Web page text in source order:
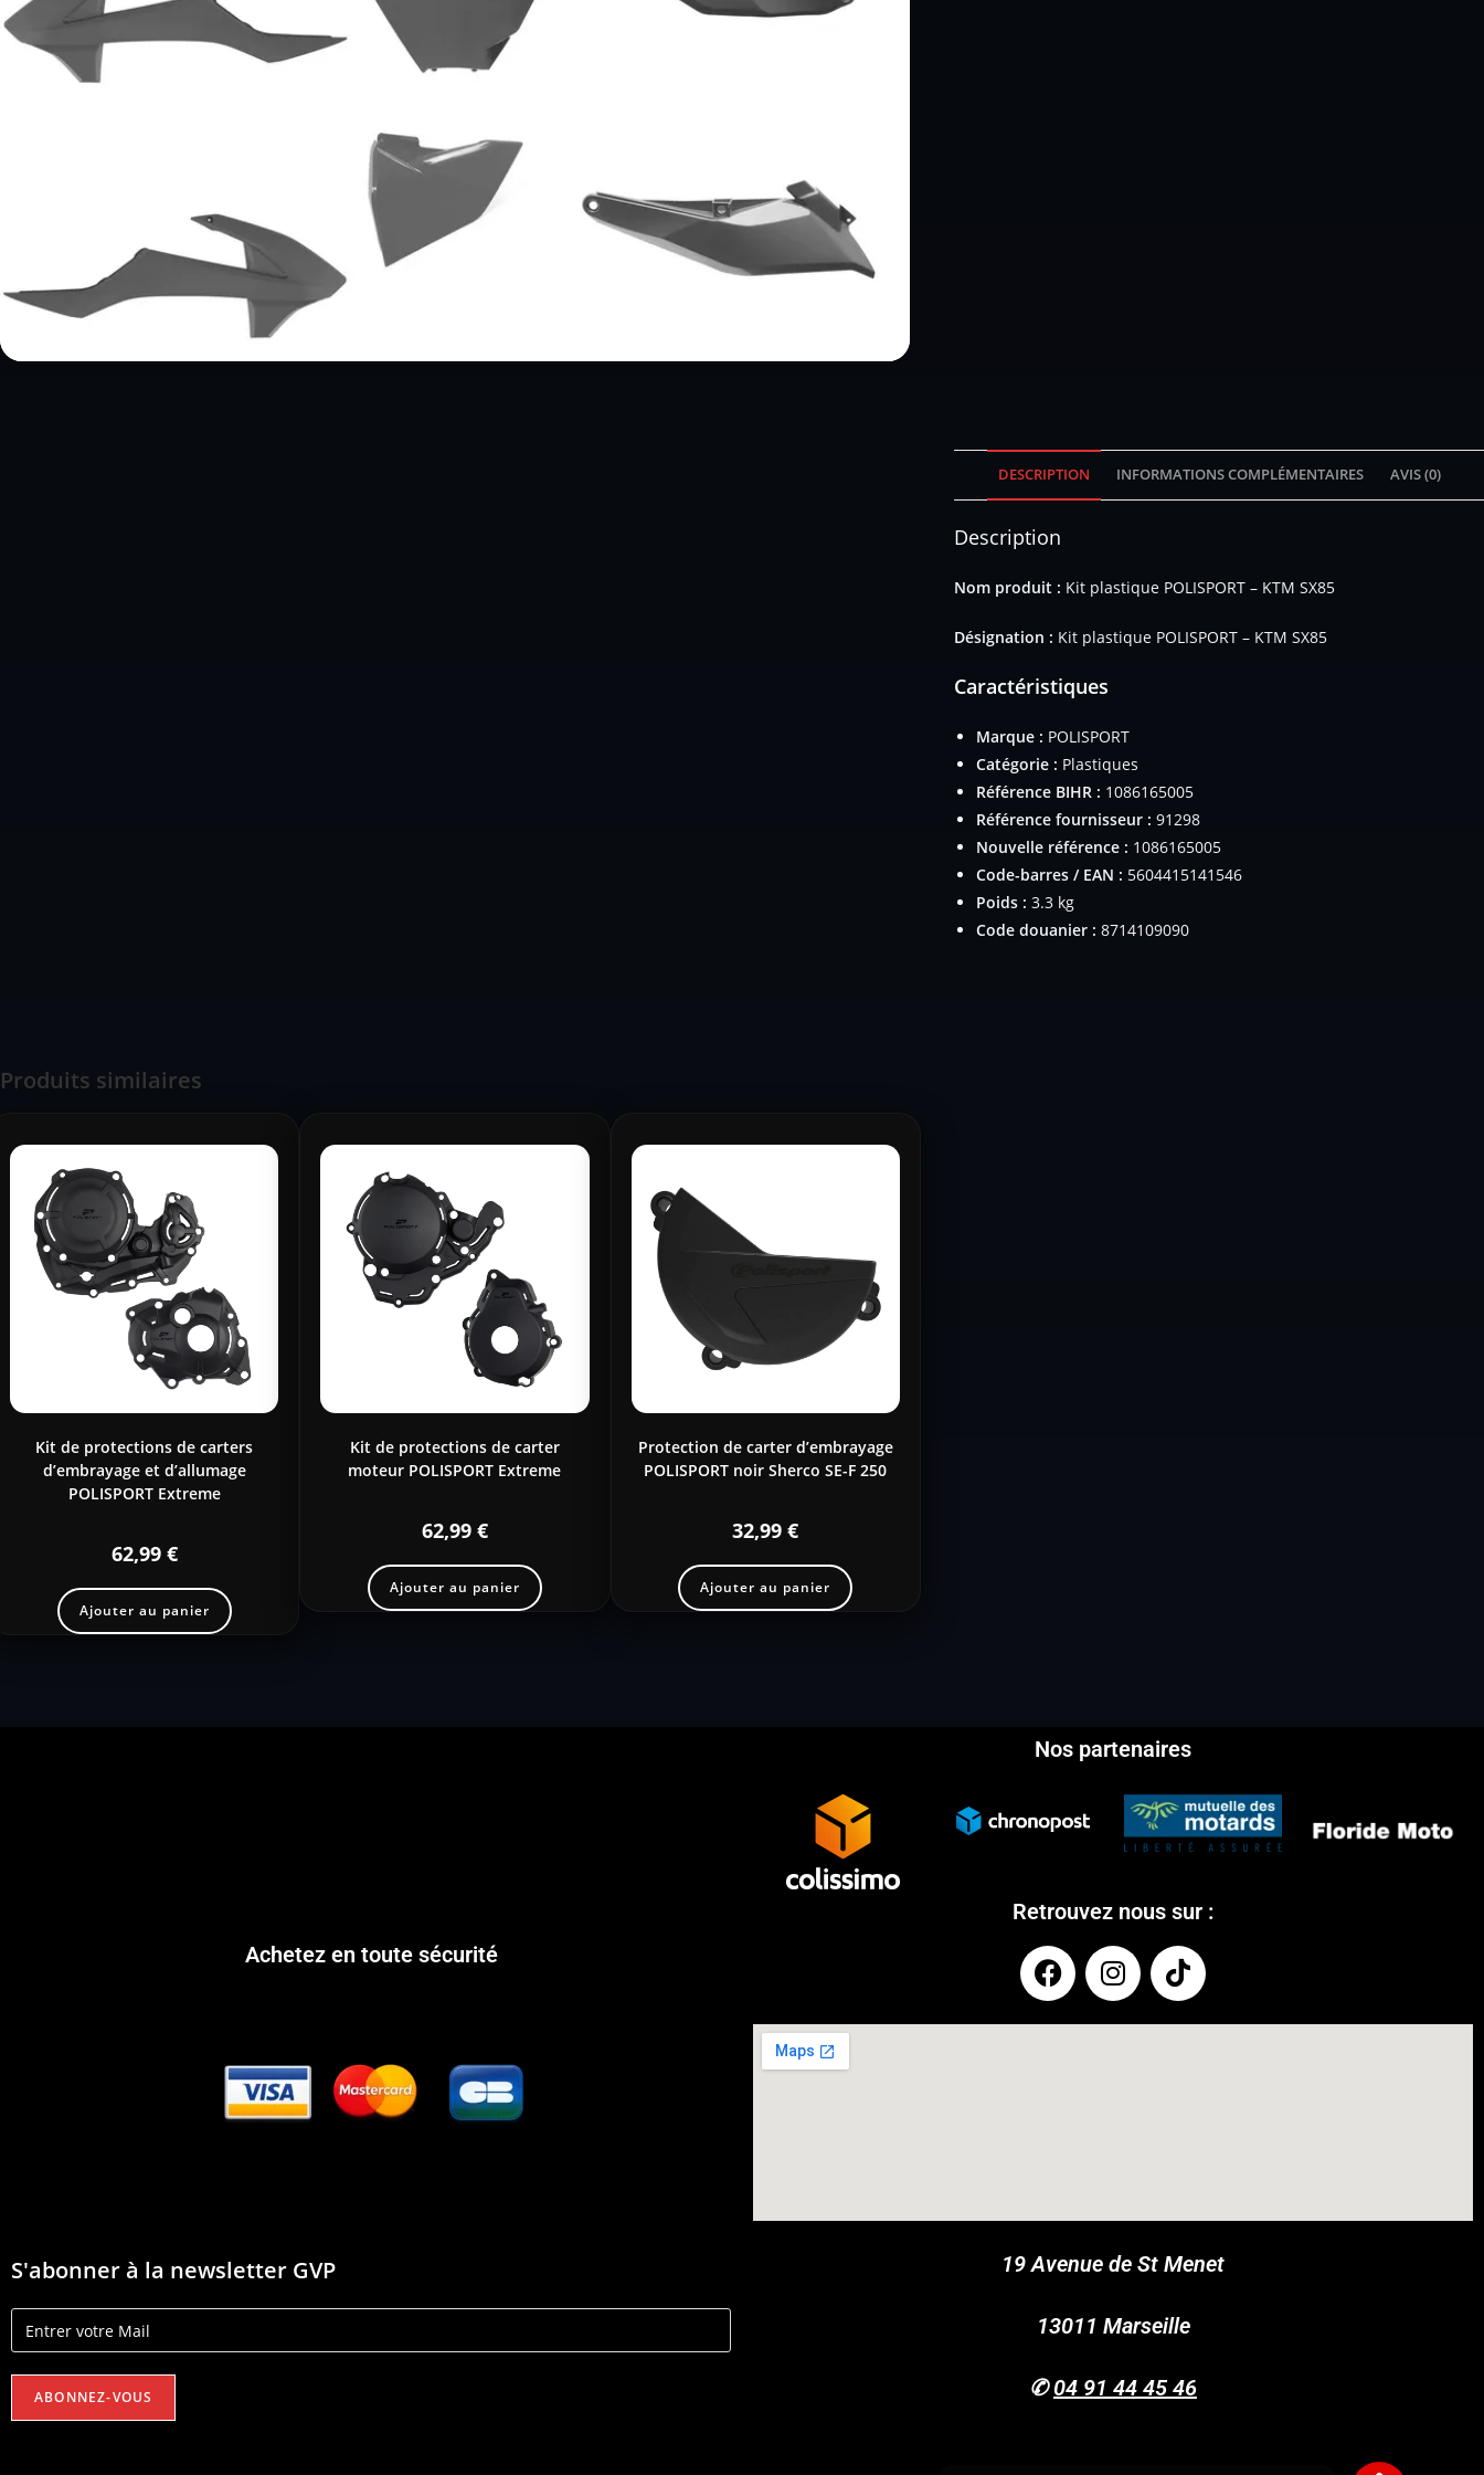
DESCRIPTION INFORMATIONS COMPLÉMENTAIRES AVIS (0)
Description
Nom produit : Kit plastique POLISPORT – KTM SX85
Désignation : Kit plastique POLISPORT – KTM SX85
Caractéristiques
Marque : POLISPORT
Catégorie : Plastiques
Référence BIHR : 1086165005
Référence fournisseur : 91298
Nouvelle référence : 1086165005
Code-barres / EAN : 5604415141546
Poids : 3.3 kg
Code douanier : 8714109090
Produits similaires
Kit de protections de carters
d’embrayage et d’allumage
POLISPORT Extreme
62,99 €
Ajouter au panier
Kit de protections de carter
moteur POLISPORT Extreme
62,99 €
Ajouter au panier
Protection de carter d’embrayage
POLISPORT noir Sherco SE-F 250
32,99€
Ajouter au panier
Achetez en toute sécurité
S'abonner à la newsletter GVP
Nos partenaires
Retrouvez nous sur :
19 Avenue de St Menet
13011 Marseille
✆04 91 44 45 46